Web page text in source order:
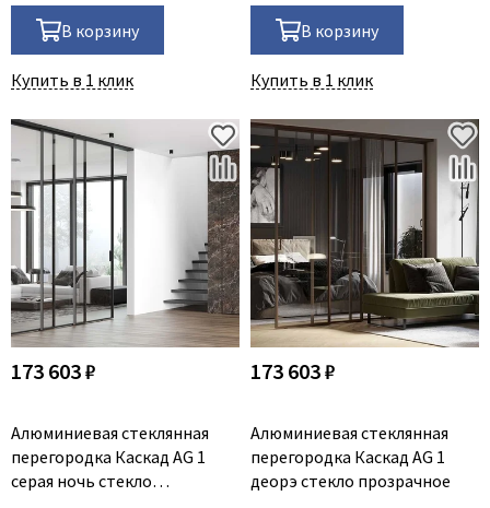
В корзину
Купить в 1 клик
В корзину
Купить в 1 клик
173 603 ₽
Алюминиевая стеклянная
перегородка Каскад AG 1
серая ночь стекло
173 603 ₽
Алюминиевая стеклянная
перегородка Каскад AG 1
деорэ стекло прозрачное